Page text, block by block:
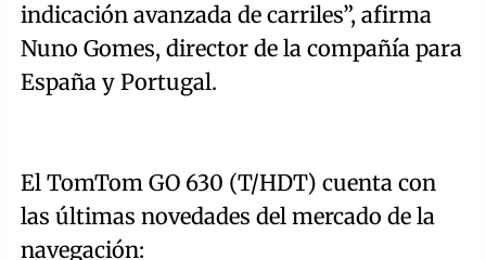
indicación avanzada de carriles”, afirma
Nuno Gomes, director de la compañía para
España y Portugal.
El TomTom GO 630 (T/HDT) cuenta con
las últimas novedades del mercado de la
navegación: